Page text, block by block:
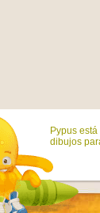
Pypus
dibujos